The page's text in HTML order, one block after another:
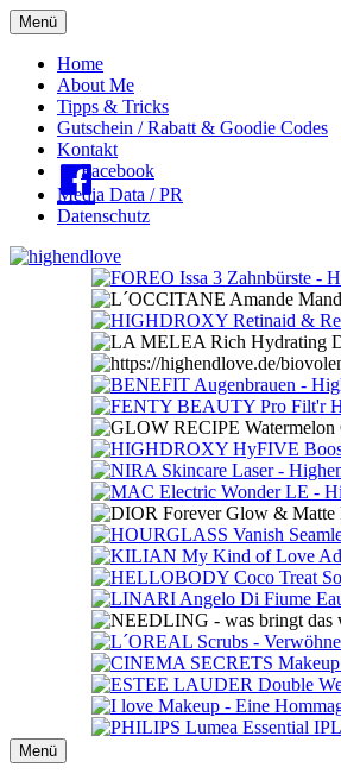
Menü
Oberes
Menü
Home
About Me
Tipps & Tricks
Gutschein / Rabatt & Goodie Codes
Kontakt
Facebook
Media Data / PR
Datenschutz
Menü